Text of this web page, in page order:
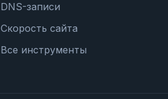
DNS-записи
Скорость сайта
Все инструменты